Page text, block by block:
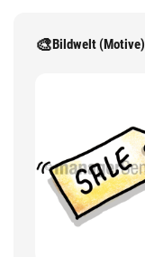
🎨Bildwelt (Motive)